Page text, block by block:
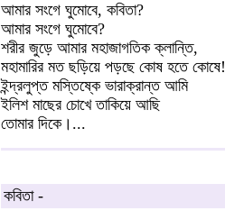
আমার সংগে ঘুমোবে, কবিতা?
আমার সংগে ঘুমোবে?
শরীর জুড়ে আমার মহাজাগতিক ক্লান্তি,
মহামারির মত ছড়িয়ে পড়ছে কোষ হতে কোষে!
ইন্দ্রলুপ্ত মস্তিষ্কে ভারাক্রান্ত আমি
ইলিশ মাছের চোখে তাকিয়ে আছি
তোমার দিকে।...
কবিতা -